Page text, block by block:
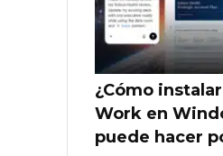
¿Cómo
Work en
puede hacer